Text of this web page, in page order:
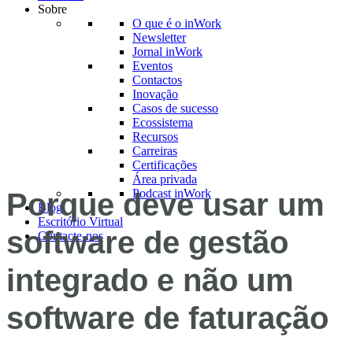
Sobre
O que é o inWork
Newsletter
Jornal inWork
Eventos
Contactos
Inovação
Casos de sucesso
Ecossistema
Recursos
Carreiras
Certificações
Área privada
Podcast inWork
Blog
Escritório Virtual
Contacte-nos
Porque deve usar um
software de gestão
integrado e não um
software de faturação